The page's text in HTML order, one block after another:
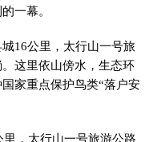
一幕。
16公里，太行山一号旅
这里依山傍水，生态环
家重点保护鸟类“落户安